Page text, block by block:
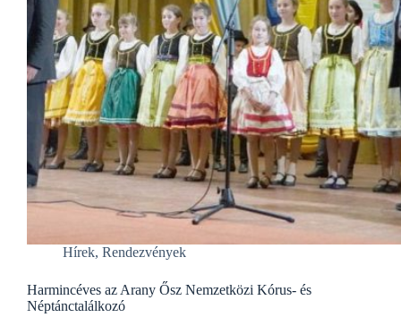
Hírek, Rendezvények
Harmincéves az Arany Ősz Nemzetközi Kórus- és
Néptánctalálkozó